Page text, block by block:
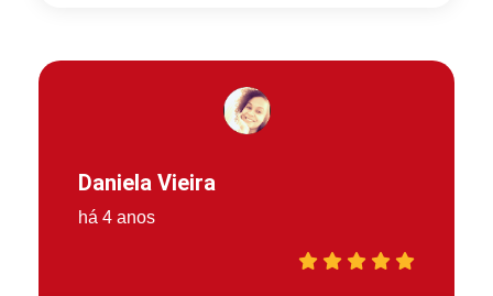
Daniela Vieira
há 4 anos